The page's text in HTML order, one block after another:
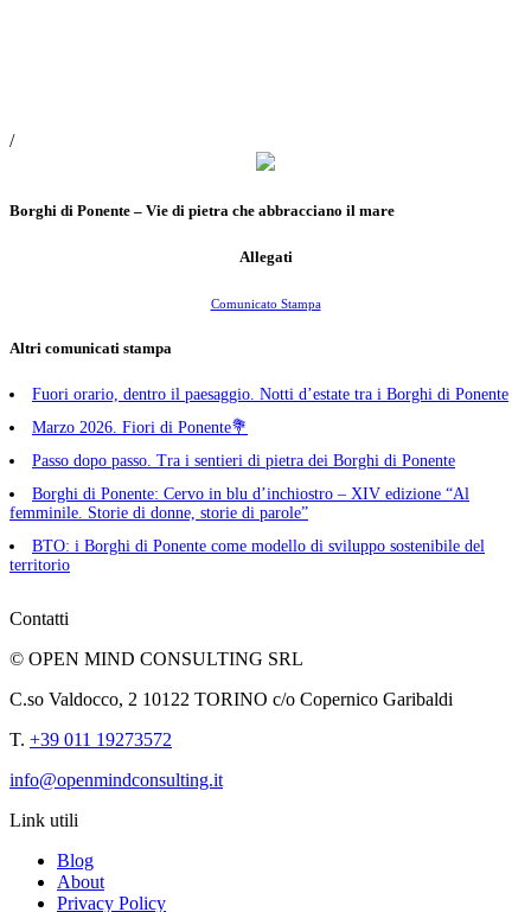
/
Borghi di Ponente – Vie di pietra che abbracciano il mare
Allegati
Comunicato Stampa
Altri comunicati stampa
Fuori orario, dentro il paesaggio. Notti d’estate tra i Borghi di Ponente
Marzo 2026. Fiori di Ponente💐
Passo dopo passo. Tra i sentieri di pietra dei Borghi di Ponente
Borghi di Ponente: Cervo in blu d’inchiostro – XIV edizione “Al
femminile. Storie di donne, storie di parole”
BTO: i Borghi di Ponente come modello di sviluppo sostenibile del
territorio
Contatti
© OPEN MIND CONSULTING SRL
C.so Valdocco, 2 10122 TORINO c/o Copernico Garibaldi
T. +39 011 19273572
info@openmindconsulting.it
Link utili
Blog
About
Privacy Policy